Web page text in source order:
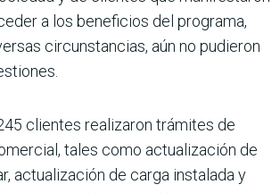
a los beneficios del programa,
circunstancias, aún no pudieron
clientes realizaron trámites de
tales como actualización de
actualización de carga instalada y